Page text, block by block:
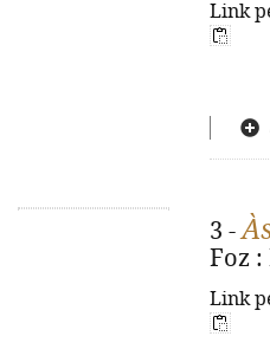
Link
3 -
Foz :
Link